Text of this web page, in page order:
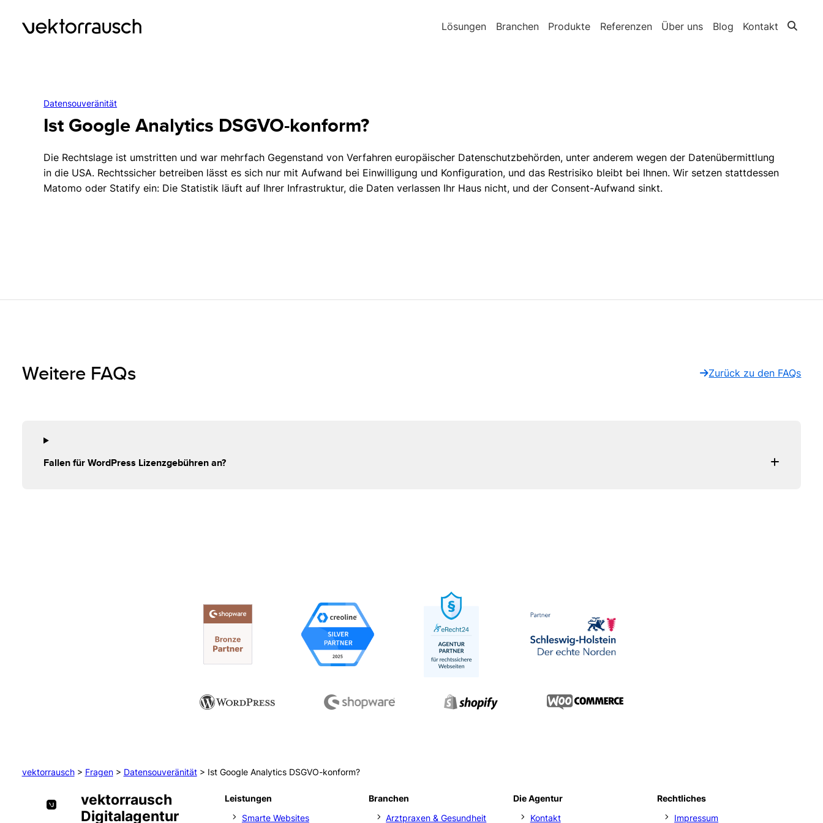
Lösungen Branchen Produkte Referenzen Über uns Blog Kontakt
Datensouveränität
Ist Google Analytics DSGVO-konform?
Die Rechtslage ist umstritten und war mehrfach Gegenstand von Verfahren europäischer Datenschutzbehörden, unter anderem wegen der Datenübermittlung
in die USA. Rechtssicher betreiben lässt es sich nur mit Aufwand bei Einwilligung und Konfiguration, und das Restrisiko bleibt bei Ihnen. Wir setzen stattdessen
Matomo oder Statify ein: Die Statistik läuft auf Ihrer Infrastruktur, die Daten verlassen Ihr Haus nicht, und der Consent-Aufwand sinkt.
Weitere FAQs Zurück zu den FAQs
Fallen für WordPress Lizenzgebühren an?
vektorrausch> Fragen> Datensouveränität> Ist Google Analytics DSGVO-konform?
vektorrausch
Digitalagentur
Leistungen
Smarte Websites
Branchen
Arztpraxen & Gesundheit
Die Agentur
Kontakt
Rechtliches
Impressum